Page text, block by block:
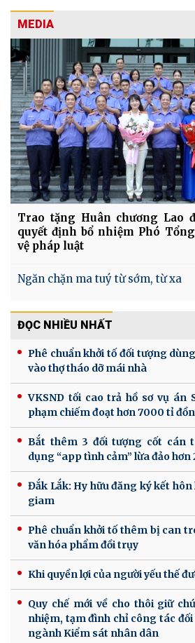
MEDIA
Trao tặng Huân chương Lao
quyết định bổ nhiệm Phó
vệ pháp luật
Ngăn chặn ma tuý từ sớm, từ xa
ĐỌC NHIỀU NHẤT
Phê chuẩn khởi tố đối tượng
vào thợ tháo dỡ mái nhà
VKSND tối cao trả hồ sơ vụ án
phạm chiếm đoạt hơn 7000 tỉ
Bắt thêm 3 đối tượng cốt cán
dụng “app tình cảm” lừa đảo
Đắk Lắk: Hy hữu đăng ký kết
giam
Phê chuẩn khởi tố thêm bị can
văn hóa phẩm đồi trụy
Khi quyền lợi của người yếu thế
Quy chế mới về cho thôi giữ
nhiệm, tạm đình chỉ công tác
ngành Kiểm sát nhân dân